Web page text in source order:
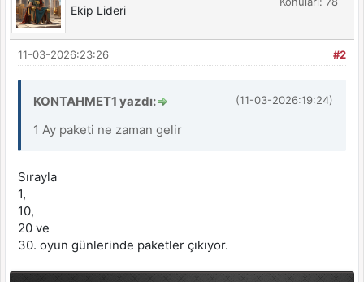
Ekip Lideri
#2
11-03-2026:23:26
(11-03-2026:19:24)
KONTAHMET1 yazdı:
1 Ay paketi ne zaman gelir
Sırayla
1,
10,
20 ve
30. oyun günlerinde paketler çıkıyor.